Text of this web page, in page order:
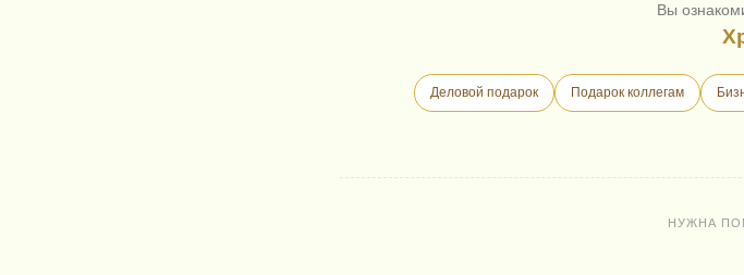
Вы
Деловой подарок Подарок коллегам
НУЖНА